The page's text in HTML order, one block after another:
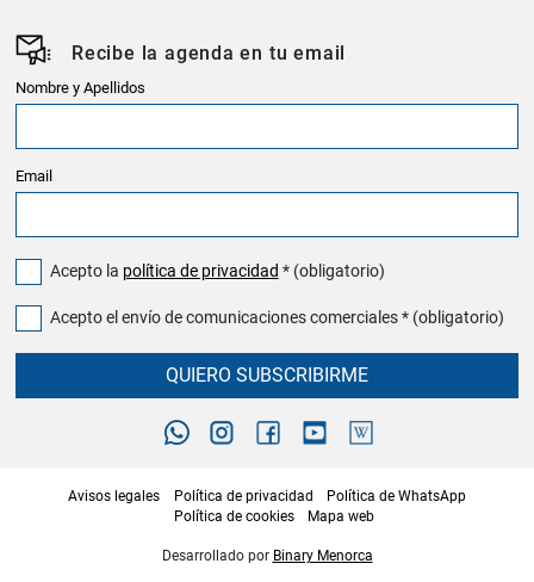
Recibe la agenda en tu email
Nombre y Apellidos
Email
Acepto la política de privacidad * (obligatorio)
Acepto el envío de comunicaciones comerciales * (obligatorio)
QUIERO SUBSCRIBIRME
Avisos legales Política de privacidad
Política de WhatsApp
Política de cookies
Mapa web
Desarrollado por Binary Menorca